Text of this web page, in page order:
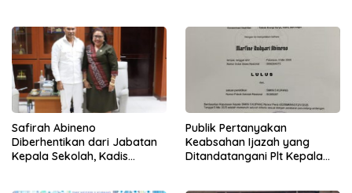
Safirah Abineno
Diberhentikan dari Jabatan
Kepala Sekolah, Kadis
Publik Pertanyakan
Keabsahan Ijazah yang
Ditandatangani Plt Kepala